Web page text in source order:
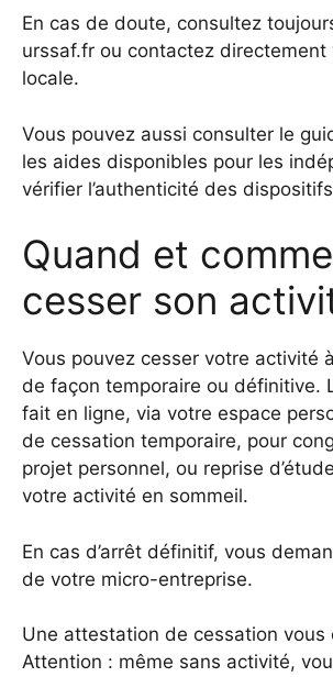
En cas de doute, consultez
urssaf.fr ou contactez directement
locale.
Vous pouvez aussi consulter le
les aides disponibles pour les
vérifier l’authenticité des
Quand et
cesser son
Vous pouvez cesser votre activité
de façon temporaire ou définitive.
fait en ligne, via votre espace
de cessation temporaire, pour
projet personnel, ou reprise
votre activité en sommeil.
En cas d’arrêt définitif, vous
de votre micro-entreprise.
Une attestation de cessation vous
Attention : même sans activité,